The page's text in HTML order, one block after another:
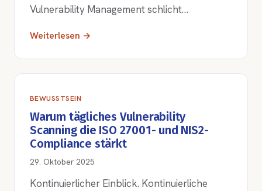
Vulnerability Management schlicht…
Weiterlesen →
BEWUSSTSEIN
Warum tägliches Vulnerability
Scanning die ISO 27001- und NIS2-
Compliance stärkt
29. Oktober 2025
Kontinuierlicher Einblick. Kontinuierliche